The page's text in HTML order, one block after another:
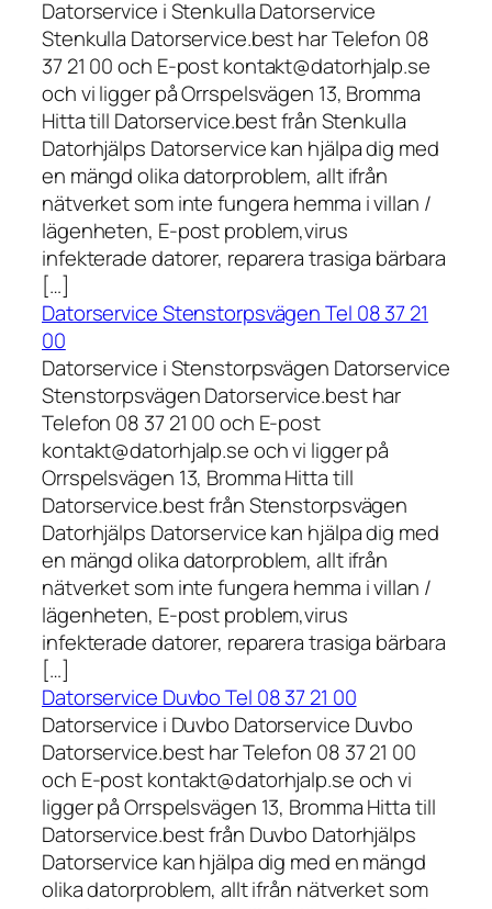
Datorservice i Stenkulla Datorservice
Stenkulla Datorservice.best har Telefon 08
37 21 00 och E-post kontakt@datorhjalp.se
och vi ligger på Orrspelsvägen 13, Bromma
Hitta till Datorservice.best från Stenkulla
Datorhjälps Datorservice kan hjälpa dig med
en mängd olika datorproblem, allt ifrån
nätverket som inte fungera hemma i villan /
lägenheten, E-post problem,virus
infekterade datorer, reparera trasiga bärbara
[…]
Datorservice Stenstorpsvägen Tel 08 37 21
00
Datorservice i Stenstorpsvägen Datorservice
Stenstorpsvägen Datorservice.best har
Telefon 08 37 21 00 och E-post
kontakt@datorhjalp.se och vi ligger på
Orrspelsvägen 13, Bromma Hitta till
Datorservice.best från Stenstorpsvägen
Datorhjälps Datorservice kan hjälpa dig med
en mängd olika datorproblem, allt ifrån
nätverket som inte fungera hemma i villan /
lägenheten, E-post problem,virus
infekterade datorer, reparera trasiga bärbara
[…]
Datorservice Duvbo Tel 08 37 21 00
Datorservice i Duvbo Datorservice Duvbo
Datorservice.best har Telefon 08 37 21 00
och E-post kontakt@datorhjalp.se och vi
ligger på Orrspelsvägen 13, Bromma Hitta till
Datorservice.best från Duvbo Datorhjälps
Datorservice kan hjälpa dig med en mängd
olika datorproblem, allt ifrån nätverket som